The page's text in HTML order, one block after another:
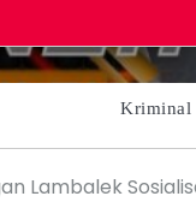
Kriminal
Lambalek